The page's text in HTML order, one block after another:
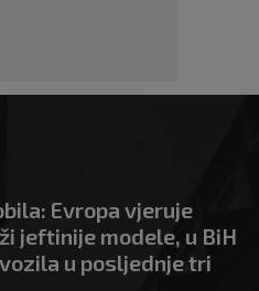
Evropa vjeruje
jeftinije modele, u BiH
u posljednje tri